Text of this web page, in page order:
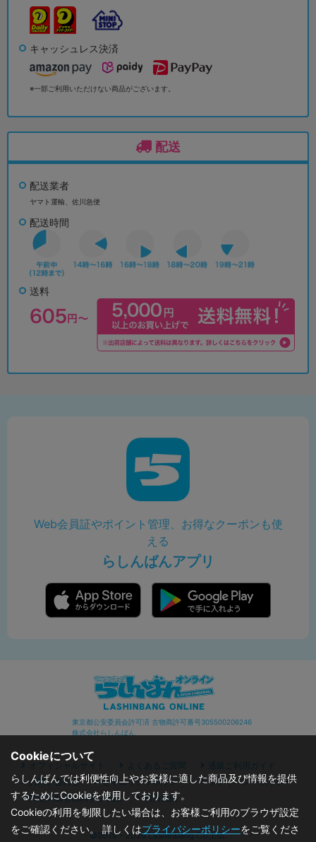
キャッシュレス決済
※一部ご利用いただけない商品がございます。
配送
配送業者
ヤマト運輸、佐川急便
配送時間
送料
Web会員証やポイント管理、お得なクーポンも使
える
らしんばんアプリ
東京都公安委員会許可済 古物商許可番号305500206246
株式会社らしんばん
オフィシャルサイト よくあるご質問
通販ご利用ガイド
お問い合わせ
セキュリティポリシー
プライバシーポリシー
特定商取引に関する表記
利用規約
©2019 - 2026 Lashinbang Co.,Ltd.
Cookieについて
らしんばんでは利便性向上やお客様に適した商品及び情報を提供
するためにCookieを使用しております。
Cookieの利用を制限したい場合は、お客様ご利用のブラウザ設定
をご確認ください。 詳しくはプライバシーポリシーをご覧くださ